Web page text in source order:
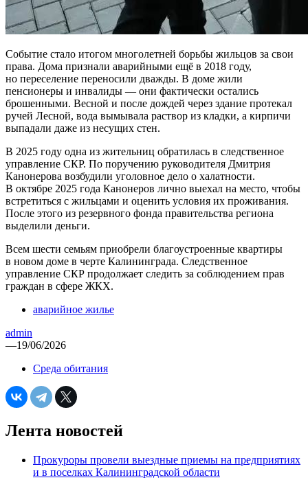
Событие стало итогом многолетней борьбы жильцов за свои
права. Дома признали аварийными ещё в 2018 году,
но переселение переносили дважды. В доме жили
пенсионеры и инвалиды — они фактически остались
брошенными. Весной и после дождей через здание протекал
ручей Лесной, вода вымывала раствор из кладки, а кирпичи
выпадали даже из несущих стен.
В 2025 году одна из жительниц обратилась в следственное
управление СКР. По поручению руководителя Дмитрия
Канонерова возбудили уголовное дело о халатности.
В октябре 2025 года Канонеров лично выехал на место, чтобы
встретиться с жильцами и оценить условия их проживания.
После этого из резервного фонда правительства региона
выделили деньги.
Всем шести семьям приобрели благоустроенные квартиры
в новом доме в черте Калининграда. Следственное
управление СКР продолжает следить за соблюдением прав
граждан в сфере ЖКХ.
аварийное жилье
admin
—19/06/2026
Среда обитания
Лента новостей
Прокуроры провели выездные приемы на предприятиях
и в поселках Калининградской области